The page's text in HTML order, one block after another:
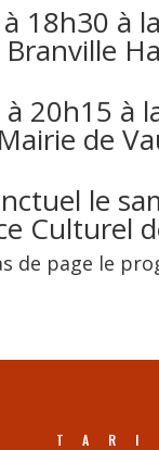
18h30 à
Branville
20h15 à
Mairie de
le
Culturel
de page le